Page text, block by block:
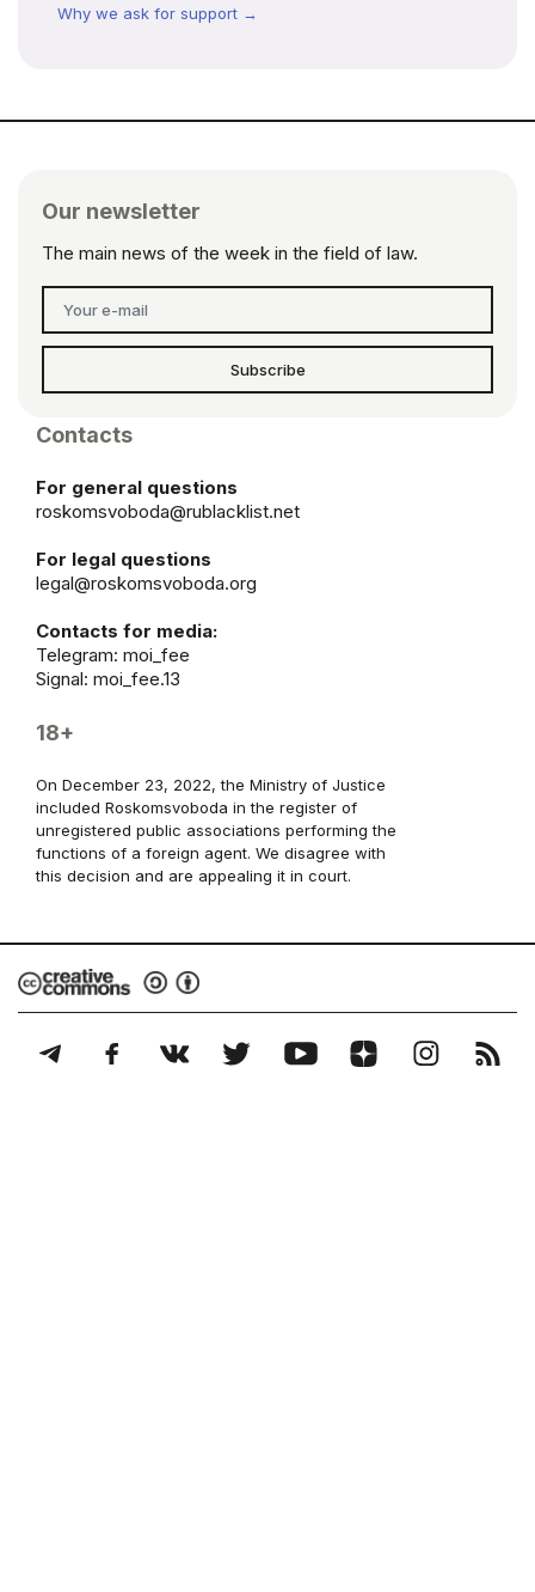
Why we ask for support →
Our newsletter
The main news of the week in the field of law.
Subscribe
Contacts
For general questions
roskomsvoboda@rublacklist.net
For legal questions
legal@roskomsvoboda.org
Contacts for media:
Telegram: moi_fee
Signal: moi_fee.13
18+
On December 23, 2022, the Ministry of Justice
included Roskomsvoboda in the register of
unregistered public associations performing the
functions of a foreign agent. We disagree with
this decision and are appealing it in court.